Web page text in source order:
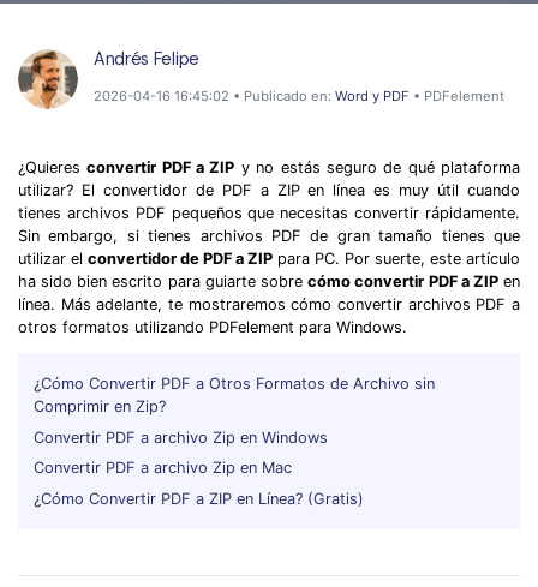
Combinar PDF
Convertir Word a PDF
Lector de IA
Más herrmientas online
Comprimir PDF
Recortar PDF
Profesionales
Formulario de PDF
Firmar PDF
PDF por lotes
Censurar PDF Nuevo
Explicar PDF con IA
Generar imágenes IA Nuevo
Todas las herramientas de IA
Conversión de PDF
Trucos de PDF
Trucos para Mac
Trucos para Windows
Trucos para móviles
¿Por qué PDFelement?
Reseñas
Andrés Felipe
2026-04-16 16:45:02 • Publicado en: Word y PDF • PDFelement
¿Quieresconvertir PDF a ZIP y no estás seguro de qué plataforma
utilizar? El convertidor de PDF a ZIP en línea es muy útil cuando
tienes archivos PDF pequeños que necesitas convertir rápidamente.
Sin embargo, si tienes archivos PDF de gran tamaño tienes que
utilizar el convertidor de PDF a ZIP para PC. Por suerte, este artículo
ha sido bien escrito para guiarte sobrecómo convertir PDF a ZIPen
línea. Más adelante, te mostraremos cómo convertir archivos PDF a
otros formatos utilizando PDFelement para Windows.
¿Cómo Convertir PDF a Otros Formatos de Archivo sin
Comprimir en Zip?
Convertir PDF a archivo Zip en Windows
Convertir PDF a archivo Zip en Mac
¿Cómo Convertir PDF a ZIP en Línea? (Gratis)